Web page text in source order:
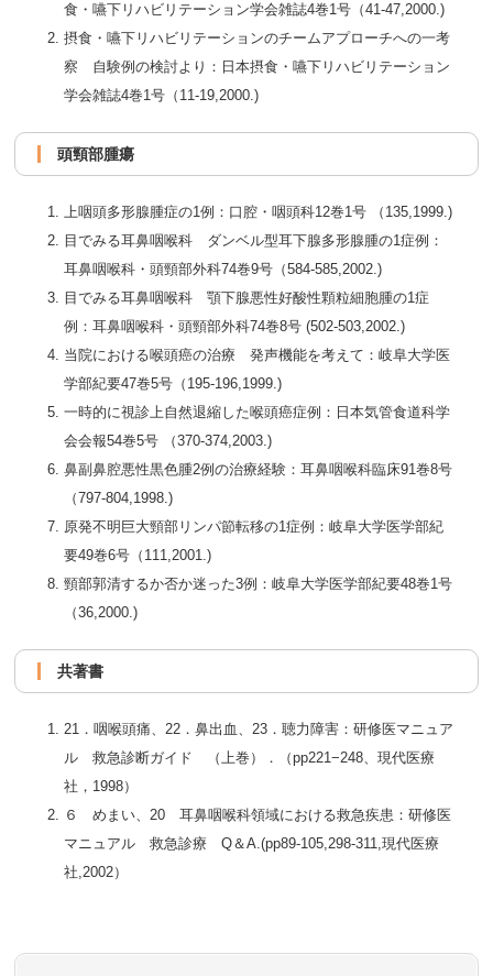
食・嚥下リハビリテーション学会雑誌4巻1号（41-47,2000.)
摂食・嚥下リハビリテーションのチームアプローチへの一考
察 自験例の検討より：日本摂食・嚥下リハビリテーション
学会雑誌4巻1号（11-19,2000.)
頭頸部腫瘍
上咽頭多形腺腫症の1例：口腔・咽頭科12巻1号 （135,1999.)
目でみる耳鼻咽喉科 ダンベル型耳下腺多形腺腫の1症例：
耳鼻咽喉科・頭頸部外科74巻9号（584-585,2002.)
目でみる耳鼻咽喉科 顎下腺悪性好酸性顆粒細胞腫の1症
例：耳鼻咽喉科・頭頸部外科74巻8号 (502-503,2002.)
当院における喉頭癌の治療 発声機能を考えて：岐阜大学医
学部紀要47巻5号（195-196,1999.)
一時的に視診上自然退縮した喉頭癌症例：日本気管食道科学
会会報54巻5号 （370-374,2003.)
鼻副鼻腔悪性黒色腫2例の治療経験：耳鼻咽喉科臨床91巻8号
（797-804,1998.)
原発不明巨大頸部リンパ節転移の1症例：岐阜大学医学部紀
要49巻6号（111,2001.)
頸部郭清するか否か迷った3例：岐阜大学医学部紀要48巻1号
（36,2000.)
共著書
21．咽喉頭痛、22．鼻出血、23．聴力障害：研修医マニュア
ル 救急診断ガイド （上巻）．（pp221−248、現代医療
社，1998）
６ めまい、20 耳鼻咽喉科領域における救急疾患：研修医
マニュアル 救急診療 Q＆A.(pp89-105,298-311,現代医療
社,2002）